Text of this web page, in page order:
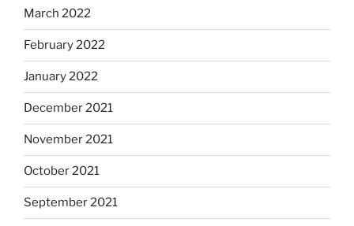
March 2022
February 2022
January 2022
December 2021
November 2021
October 2021
September 2021